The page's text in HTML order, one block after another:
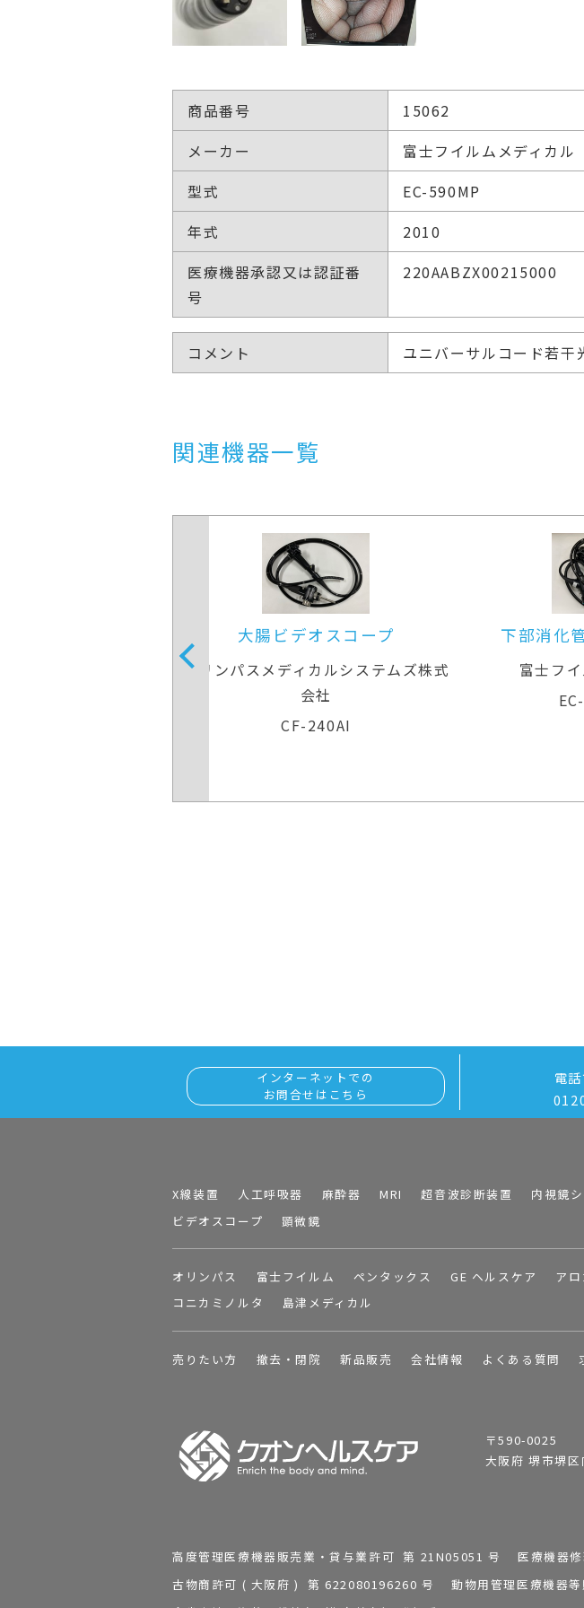
商品番号
15062
メーカー
富士フイルムメディカル
型式
EC-590MP
年式
2010
医療機器承認又は認証番
号
220AABZX00215000
コメント ユニバーサルコード若干
関連機器一覧
メディカルシステムズ株式
下部消化管用拡大スコープ
富士フイルムメディカル
EC-L600ZP7
オリン
インターネットでの
お問合せはこちら
電
X線装置 人工呼吸器 麻酔器 MRI 超音波診断装置 内視鏡
ビデオスコープ
顕微鏡
オリンパス 富士フイルム ペンタックス GE ヘルスケア ア
コニカミノルタ
島津メディカル
売りたい方 撤去・閉院 新品販売 会社情報 よくある質問
〒590-0025
大阪府 堺市堺
高度管理医療機器販売業・貸与業許可 第 21N05051 号 医療機器
古物商許可 ( 大阪府 ) 第 622080196260 号 動物用管理医療機器等